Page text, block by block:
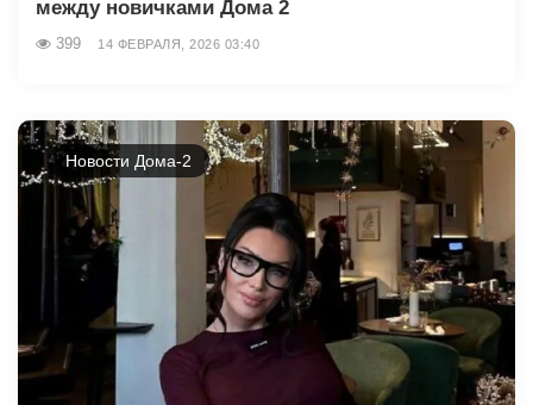
между новичками Дома 2
399 14 ФЕВРАЛЯ, 2026 03:40
Новости Дома-2